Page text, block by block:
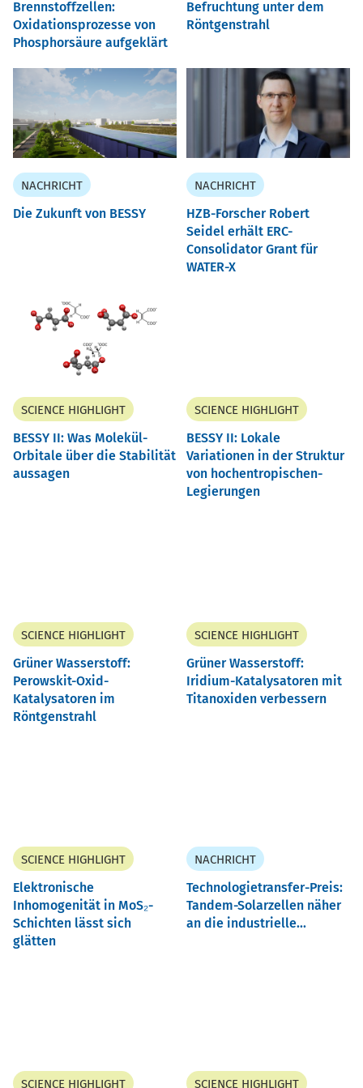
Brennstoffzellen:
Oxidationsprozesse von
Phosphorsäure aufgeklärt
Befruchtung unter dem
Röntgenstrahl
NACHRICHT
Die Zukunft von BESSY
NACHRICHT
HZB-Forscher Robert
Seidel erhält ERC-
Consolidator Grant für
WATER-X
SCIENCE HIGHLIGHT
BESSY II: Was Molekül-
Orbitale über die Stabilität
aussagen
SCIENCE HIGHLIGHT
BESSY II: Lokale
Variationen in der Struktur
von hochentropischen-
Legierungen
SCIENCE HIGHLIGHT
Grüner Wasserstoff:
Perowskit-Oxid-
Katalysatoren im
Röntgenstrahl
SCIENCE HIGHLIGHT
Grüner Wasserstoff:
Iridium-Katalysatoren mit
Titanoxiden verbessern
SCIENCE HIGHLIGHT
Elektronische
Inhomogenität in MoS₂-
Schichten lässt sich
glätten
NACHRICHT
Technologietransfer-Preis:
Tandem-Solarzellen näher
an die industrielle...
SCIENCE HIGHLIGHT SCIENCE HIGHLIGHT